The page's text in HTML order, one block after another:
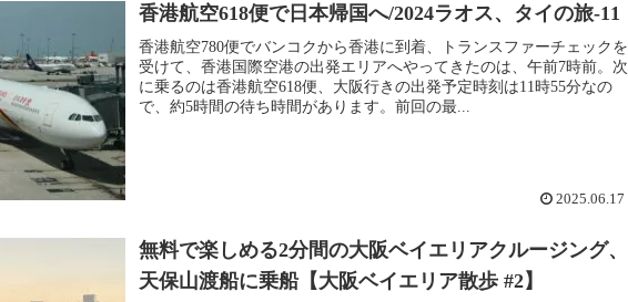
香港航空618便で日本帰国へ/2024ラオス、タイの旅-11
香港航空780便でバンコクから香港に到着、トランスファーチェックを
受けて、香港国際空港の出発エリアへやってきたのは、午前7時前。次
に乗るのは香港航空618便、大阪行きの出発予定時刻は11時55分なの
で、約5時間の待ち時間があります。前回の最...
2025.06.17
無料で楽しめる2分間の大阪ベイエリアクルージング、
天保山渡船に乗船【大阪ベイエリア散歩 #2】